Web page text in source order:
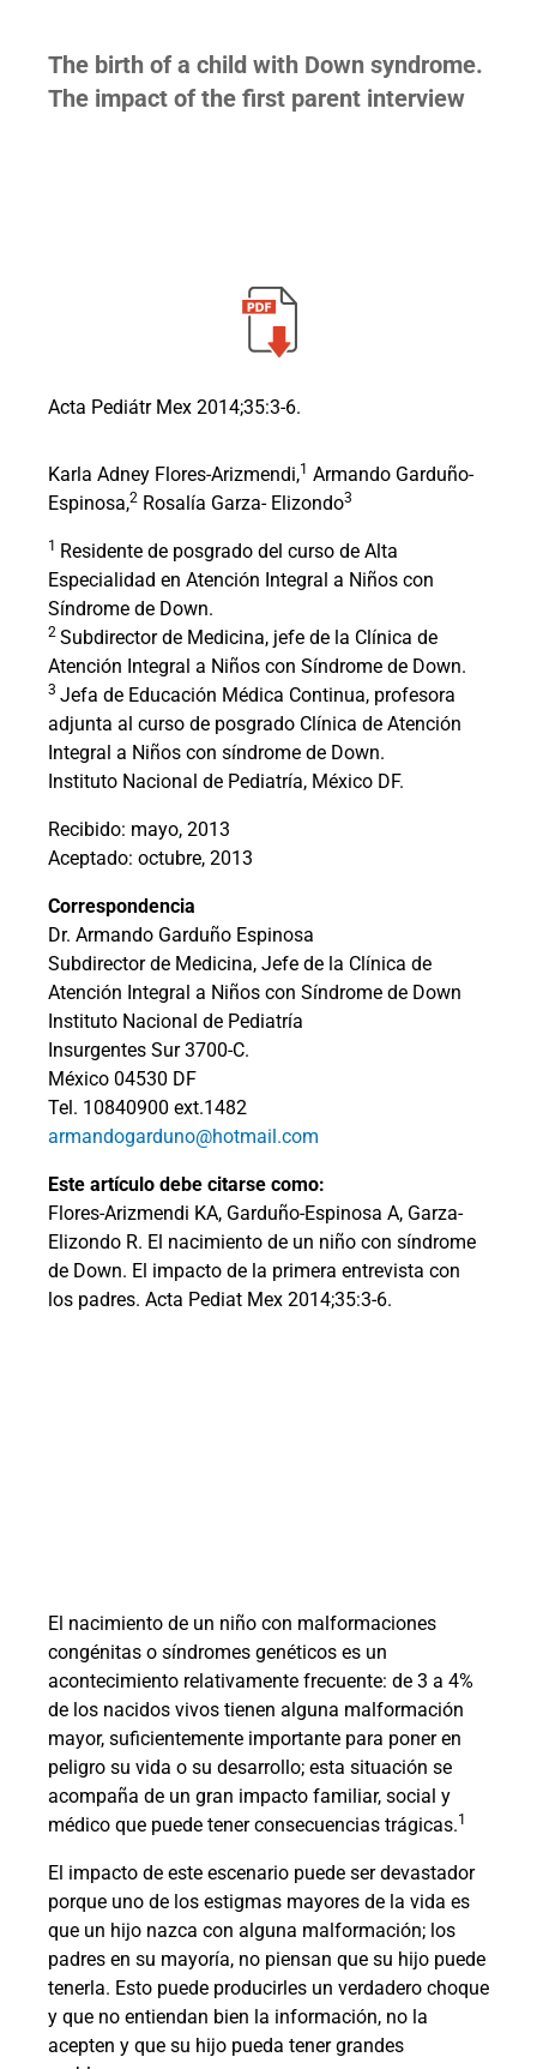
The birth of a child with Down syndrome.
The impact of the first parent interview
Acta Pediátr Mex 2014;35:3-6.
Karla Adney Flores-Arizmendi,1 Armando Garduño-
Espinosa,2 Rosalía Garza- Elizondo3
1 Residente de posgrado del curso de Alta
Especialidad en Atención Integral a Niños con
Síndrome de Down.
2 Subdirector de Medicina, jefe de la Clínica de
Atención Integral a Niños con Síndrome de Down.
3 Jefa de Educación Médica Continua, profesora
adjunta al curso de posgrado Clínica de Atención
Integral a Niños con síndrome de Down.
Instituto Nacional de Pediatría, México DF.
Recibido: mayo, 2013
Aceptado: octubre, 2013
Correspondencia
Dr. Armando Garduño Espinosa
Subdirector de Medicina, Jefe de la Clínica de
Atención Integral a Niños con Síndrome de Down
Instituto Nacional de Pediatría
Insurgentes Sur 3700-C.
México 04530 DF
Tel. 10840900 ext.1482
armandogarduno@hotmail.com
Este artículo debe citarse como:
Flores-Arizmendi KA, Garduño-Espinosa A, Garza-
Elizondo R. El nacimiento de un niño con síndrome
de Down. El impacto de la primera entrevista con
los padres. Acta Pediat Mex 2014;35:3-6.
El nacimiento de un niño con malformaciones
congénitas o síndromes genéticos es un
acontecimiento relativamente frecuente: de 3 a 4%
de los nacidos vivos tienen alguna malformación
mayor, suficientemente importante para poner en
peligro su vida o su desarrollo; esta situación se
acompaña de un gran impacto familiar, social y
médico que puede tener consecuencias trágicas.1
El impacto de este escenario puede ser devastador
porque uno de los estigmas mayores de la vida es
que un hijo nazca con alguna malformación; los
padres en su mayoría, no piensan que su hijo puede
tenerla. Esto puede producirles un verdadero choque
y que no entiendan bien la información, no la
acepten y que su hijo pueda tener grandes